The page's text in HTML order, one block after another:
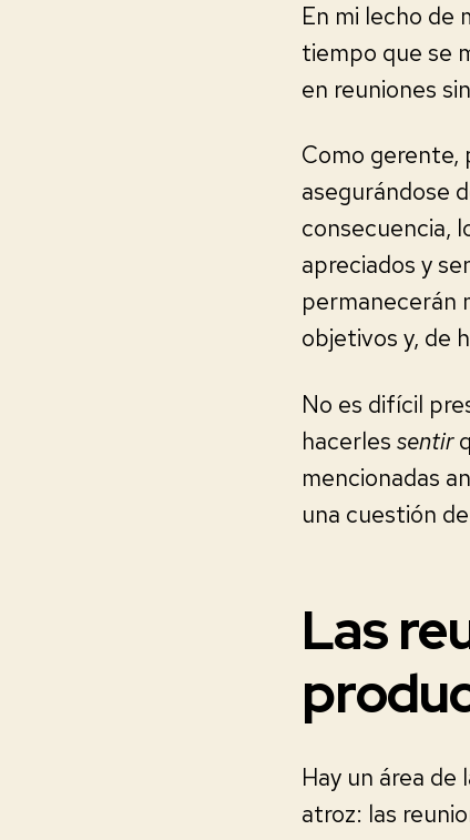
En mi lecho
tiempo que se
en reuniones
Como gerente,
asegurándose
consecuencia,
apreciados y
permanecerán
objetivos y, de
No es difícil
hacerles sentir
mencionadas
una cuestión
Las
Hay un área
atroz: las